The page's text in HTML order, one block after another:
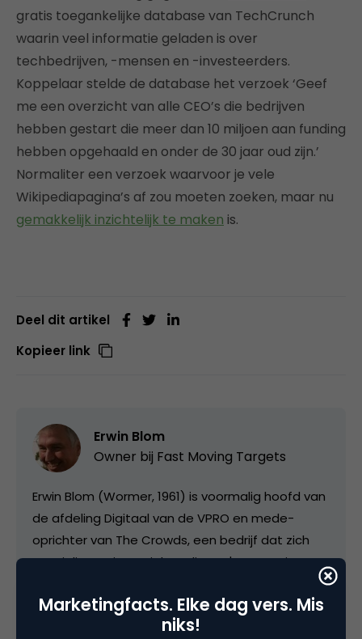
gratis toegankelijke database van TechCrunch
waarin veel informatie geladen is over
techbedrijven, -mensen en -investeerders.
Koppelaar stelde de database het verzoek ‘Geef
me een overzicht van alle CEO’s die bedrijven
hebben gestart die meer dan 10 miljoen aan funding
hebben opgehaald en onder de 30 jaar oud zijn.’
Normaliter een verzoek waarvoor je vele
Wikipediapagina’s af zou moeten zoeken, maar nu
gemakkelijk inzichtelijk te maken is.
Deel dit artikel
Kopieer link
Erwin Blom
Owner bij Fast Moving Targets
Erwin Blom (Wormer, 1961) is voormalig hoofd van
de afdeling Digitaal van de VPRO en mede-
oprichter van The Crowds, een bedrijf dat zich
specialiseert in ’social media’ en 'Fast Moving
gebied van media, technologie en
Marketingfacts. Elke dag vers. Mis
niks!